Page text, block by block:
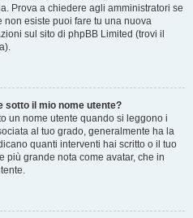
Prova a chiedere agli amministratori se
esiste puoi fare tu una nuova
sul sito di phpBB Limited (trovi il
sotto il mio nome utente?
un nome utente quando si leggono i
al tuo grado, generalmente ha la
quanti interventi hai scritto o il tuo
più grande nota come avatar, che in